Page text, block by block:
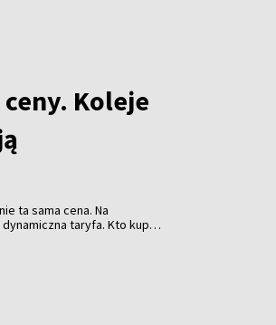
Koleje
ta sama cena. Na
dynamiczna taryfa. Kto kupi